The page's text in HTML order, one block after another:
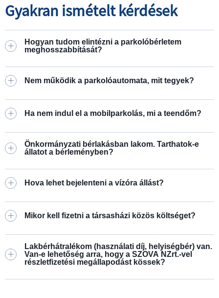
Gyakran ismételt kérdések
Hogyan tudom elintézni a parkolóbérletem
meghosszabbítását?
Nem működik a parkolóautomata, mit tegyek?
Ha nem indul el a mobilparkolás, mi a teendőm?
Önkormányzati bérlakásban lakom. Tarthatok-e
állatot a bérleményben?
Hova lehet bejelenteni a vízóra állást?
Mikor kell fizetni a társasházi közös költséget?
Lakbérhátralékom (használati díj, helyiségbér) van.
Van-e lehetőség arra, hogy a SZOVA NZrt.-vel
részletfizetési megállapodást kössek?